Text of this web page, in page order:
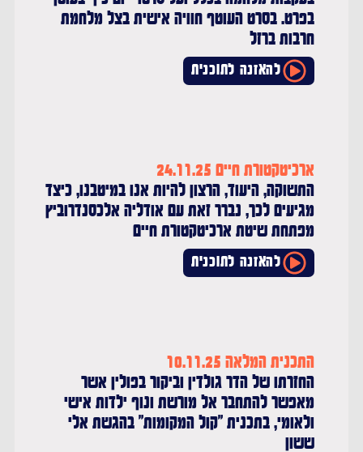
בפרט. בסרט העוטף חוויה אישית בצל מלחמת
חרבות ברזל
להאזנה לתוכנית
ארכיטקטורת חיים 24.11.25
התשוקה, היעוד, הרצון להיות אנו במיטבנו, כיצד
מגיעים לכך, נברר זאת עם אודליה אלכסנדרוביץ
מפתחת שיטת ארכיטקטורת חיים
להאזנה לתוכנית
התכנית המלאה 10.11.25
החזרתו של הדר גולדין וביקור בפולין אשר
מאפשר להתחבר אל מורשת ונוף ילדות אישי
ולאומי, בתכנית "קול המקומות" בהגשת אלי